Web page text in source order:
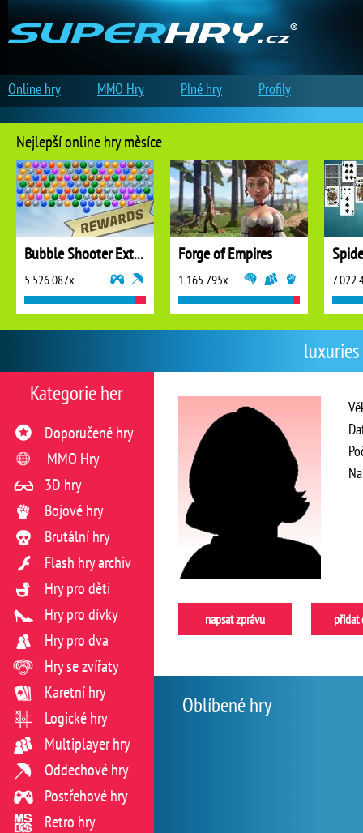
napsat zprávu přidat
Oblíbené hry
Kategorie her
Doporučené hry
MMO Hry
3D hry
Bojové hry
Brutální hry
Flash hry archiv
Hry pro děti
Hry pro dívky
Hry pro dva
Hry se zvířaty
Karetní hry
Logické hry
Multiplayer hry
Oddechové hry
Postřehové hry
Retro hry
Nejlepší online hry měsíce
Bubble Shooter Extreme
5 526 087x
Forge of Empires
1 165 795x 7 022
Online hry MMO Hry Plné hry Profily